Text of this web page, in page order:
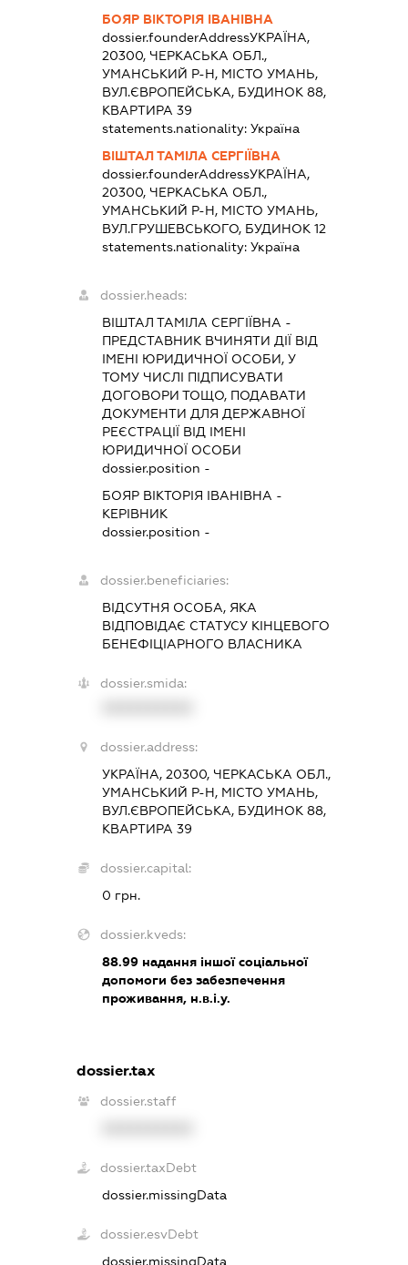
БОЯР ВІКТОРІЯ ІВАНІВНА
dossier.founderAddressУКРАЇНА,
20300, ЧЕРКАСЬКА ОБЛ.,
УМАНСЬКИЙ Р-Н, МІСТО УМАНЬ,
ВУЛ.ЄВРОПЕЙСЬКА, БУДИНОК 88,
КВАРТИРА 39
statements.nationality:Україна
ВІШТАЛ ТАМІЛА СЕРГІЇВНА
dossier.founderAddressУКРАЇНА,
20300, ЧЕРКАСЬКА ОБЛ.,
УМАНСЬКИЙ Р-Н, МІСТО УМАНЬ,
ВУЛ.ГРУШЕВСЬКОГО, БУДИНОК 12
statements.nationality:Україна
dossier.heads:
ВІШТАЛ ТАМІЛА СЕРГІЇВНА -
ПРЕДСТАВНИК ВЧИНЯТИ ДІЇ ВІД
ІМЕНІ ЮРИДИЧНОЇ ОСОБИ, У
ТОМУ ЧИСЛІ ПІДПИСУВАТИ
ДОГОВОРИ ТОЩО, ПОДАВАТИ
ДОКУМЕНТИ ДЛЯ ДЕРЖАВНОЇ
РЕЄСТРАЦІЇ ВІД ІМЕНІ
ЮРИДИЧНОЇ ОСОБИ
dossier.position -
БОЯР ВІКТОРІЯ ІВАНІВНА -
КЕРІВНИК
dossier.position -
dossier.beneficiaries:
ВІДСУТНЯ ОСОБА, ЯКА
ВІДПОВІДАЄ СТАТУСУ КІНЦЕВОГО
БЕНЕФІЦІАРНОГО ВЛАСНИКА
dossier.smida:
dossier.address:
УКРАЇНА, 20300, ЧЕРКАСЬКА ОБЛ.,
УМАНСЬКИЙ Р-Н, МІСТО УМАНЬ,
ВУЛ.ЄВРОПЕЙСЬКА, БУДИНОК 88,
КВАРТИРА 39
dossier.capital:
0 грн.
dossier.kveds:
88.99 надання іншої соціальної
допомоги без забезпечення
проживання, н.в.і.у.
dossier.tax
dossier.staff
dossier.taxDebt
dossier.missingData
dossier.esvDebt
dossier.missingData